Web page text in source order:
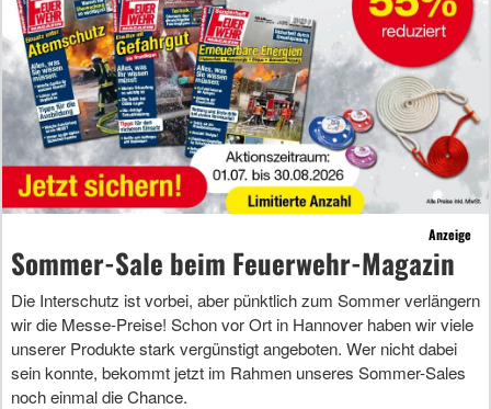
Anzeige
Sommer-Sale beim Feuerwehr-Magazin
Die Interschutz ist vorbei, aber pünktlich zum Sommer verlängern
wir die Messe-Preise! Schon vor Ort in Hannover haben wir viele
unserer Produkte stark vergünstigt angeboten. Wer nicht dabei
sein konnte, bekommt jetzt im Rahmen unseres Sommer-Sales
noch einmal die Chance.